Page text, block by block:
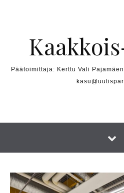
Päätoimittaja: Kerttu Vali